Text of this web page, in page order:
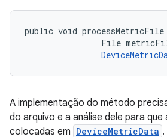
public void
File
A implementação do método
do arquivo e a análise dele para
colocadas em DeviceMetricData .